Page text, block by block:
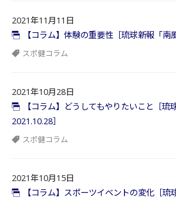
2021年11月11日
【コラム】体験の重要性［琉球新報「南
スポ健コラム
2021年10月28日
【コラム】どうしてもやりたいこと［琉
2021.10.28］
スポ健コラム
2021年10月15日
【コラム】スポーツイベントの変化［琉